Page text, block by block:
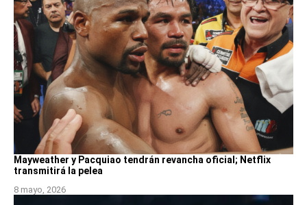
Mayweather y Pacquiao tendrán revancha oficial; Netflix
transmitirá la pelea
8 mayo, 2026